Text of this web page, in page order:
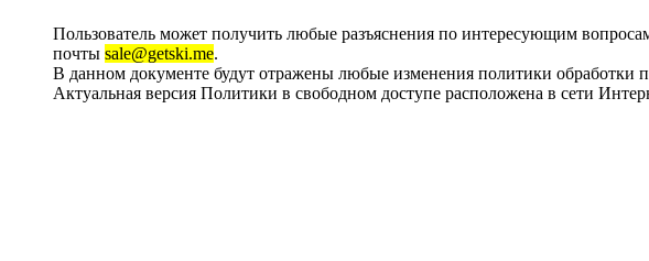
Пользователь может получить любые разъяснения по интересующим
почты sale@getski.me.
В данном документе будут отражены любые изменения политики обработки
Актуальная версия Политики в свободном доступе расположена в сети